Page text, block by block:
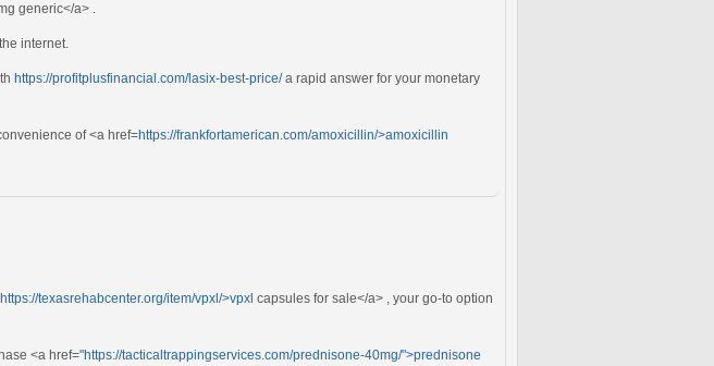
generic</a> .
internet.
https://profitplusfinancial.com/lasix-best-price/a rapid answer for your monetary
of <a href=https://frankfortamerican.com/amoxicillin/>amoxicillin
https://texasrehabcenter.org/item/vpxl/>vpxl capsules for sale</a> , your go-to option
<a href="https://tacticaltrappingservices.com/prednisone-40mg/">prednisone